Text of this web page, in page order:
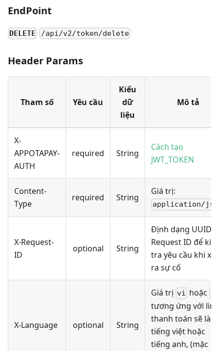
EndPoint
DELETE /api/v2/token/delete
Header Params
Tham số Yêu cầu
Kiểu
dữ
liệu
Mô tả
X-
APPOTAPAY-
AUTH
required String
Cách tạo
JWT_TOKEN
Content-
Type
required String
Giá trị:
application/
X-Request-
ID
optional String
Định dạng
Request ID để
tra yêu cầu khi xảy
ra sự cố
X-Language optional String
Giá trị vi hoặc
tương ứng với link
thanh toán sẽ là
tiếng việt hoặc
tiếng anh, (mặc